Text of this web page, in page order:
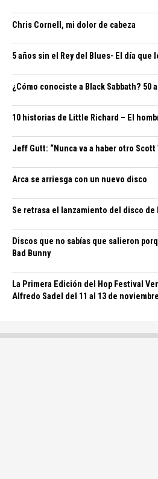
Chris Cornell, mi dolor de cabeza
5 años sin el Rey del Blues- El día que
¿Cómo conociste a Black Sabbath? 50
10 historias de Little Richard – El
Jeff Gutt: “Nunca va a haber otro Scott
Arca se arriesga con un nuevo disco
Se retrasa el lanzamiento del disco de
Discos que no sabías que salieron
Bad Bunny
La Primera Edición del Hop Festival
Alfredo Sadel del 11 al 13 de noviembre